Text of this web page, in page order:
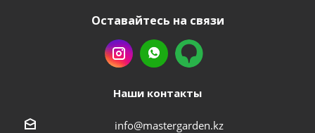
Оставайтесь на связи
Наши контакты
info@mastergarden.kz